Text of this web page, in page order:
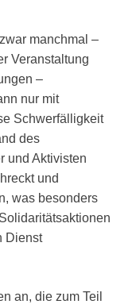
manchmal –
Veranstaltung
–
nur mit
Schwerfälligkeit
des
und Aktivisten
und
was besonders
Dienst
an, die zum Teil